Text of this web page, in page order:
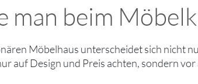
man beim
Möbelhaus unterscheidet sich nicht
auf Design und Preis achten, sondern